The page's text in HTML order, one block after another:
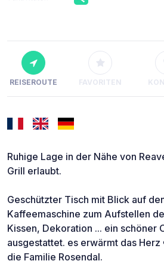
REISEROUTE FAVORITEN
Ruhige Lage in der Nähe von
Grill erlaubt.
Geschützter Tisch mit Blick auf
Kaffeemaschine zum Aufstellen
Kissen, Dekoration ... ein schöner
ausgestattet. es erwärmt das
die Familie Rosendal.